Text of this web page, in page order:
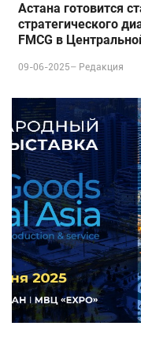
Астана готовится
стратегического
FMCG в
09-06-2025– Редакция